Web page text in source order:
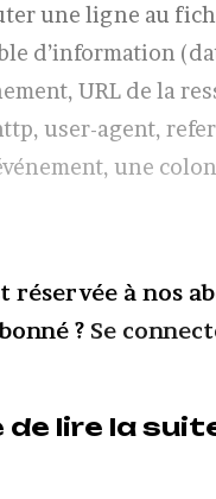
une ligne au
d’information
URL de la
user-agent,
une
réservée à nos
? Se
de lire la